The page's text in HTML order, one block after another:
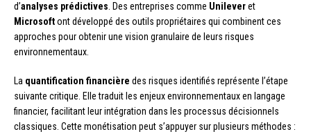
d’analyses prédictives . Des entreprises comme Unileveret
Microsoftont développé des outils propriétaires qui combinent ces
approches pour obtenir une vision granulaire de leurs risques
environnementaux.
La quantification financière des risques identifiés représente l’étape
suivante critique. Elle traduit les enjeux environnementaux en langage
financier, facilitant leur intégration dans les processus décisionnels
classiques. Cette monétisation peut s’appuyer sur plusieurs méthodes :